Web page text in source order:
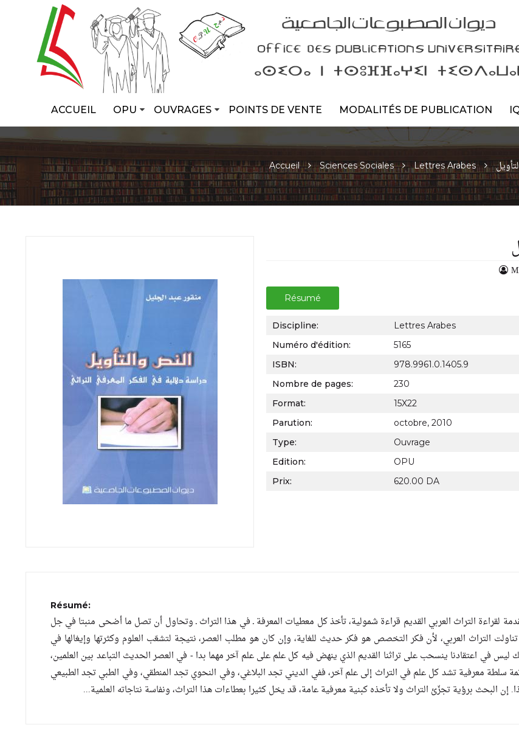
ACCUEIL OPU OUVRAGES POINTS DE VENTE MODALITÉS DE PUBLICATION
Accueil Sciences Sociales Lettres Arabes
Résumé
Discipline:
Lettres Arabes
Numéro d'édition:
5165
ISBN:
978.9961.0.1405.9
Nombre de pages:
230
Format:
15X22
Parution:
octobre, 2010
Type:
Ouvrage
Edition:
OPU
Prix:
620.00 DA
Résumé:
لقراءة التراث العربي القديم قراءة شمولية، تأخذ كل معطيات المعرفة ـ في هذا التراث ـ وتحاول أن تصل ما أضحى منبتا في جل
التراث العربي، لأن فكر التخصص هو فكر حديث للغاية، وإن كان هو مطلب العصر، نتيجة لتشعّب العلوم وكثرتها وإيغالها في
ليس في اعتقادنا ينسحب على تراثنا القديم الذي ينهض فيه كل علم على علم آخر مهما بدا - في العصر الحديث التباعد بين العلمين،
ثمة سلطة معرفية تشد كل علم في التراث إلى علم آخر، ففي الديني تجد البلاغي، وفي النحوي تجد المنطقي، وفي الطبي تجد الطبيعي
إن البحث برؤية تجزّئ التراث ولا تأخذه كبنية معرفية عامة، قد يخل كثيرا بعطاءات هذا التراث، ونفاسة نتاجاته العلمية...